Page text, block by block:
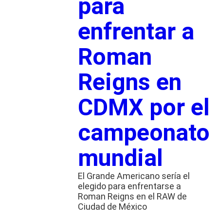
para
enfrentar a
Roman
Reigns en
CDMX por el
campeonato
mundial
El Grande Americano sería el
elegido para enfrentarse a
Roman Reigns en el RAW de
Ciudad de México